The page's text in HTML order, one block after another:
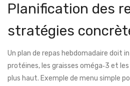
Planification des
stratégies
Un plan de repas hebdomadaire doit
protéines, les graisses oméga‑3 et
plus haut. Exemple de menu simple